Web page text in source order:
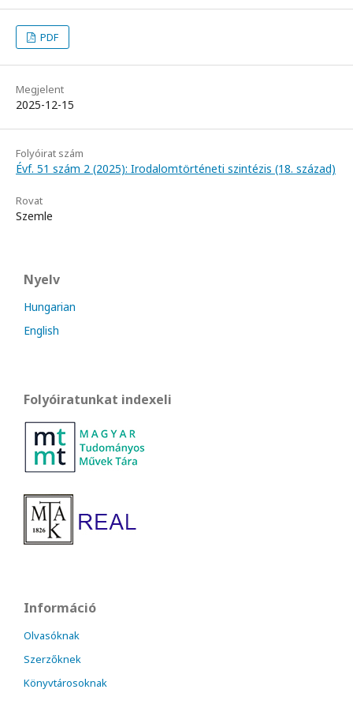
PDF
Megjelent
2025-12-15
Folyóirat szám
Évf. 51 szám 2 (2025): Irodalomtörténeti szintézis (18. század)
Rovat
Szemle
Nyelv
Hungarian
English
Folyóiratunkat indexeli
Információ
Olvasóknak
Szerzőknek
Könyvtárosoknak